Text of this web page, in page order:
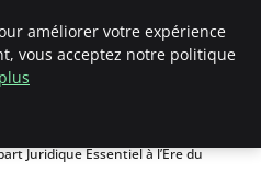
Juridique Essentiel à l’Ère du
améliorer votre expérience
vous acceptez notre politique